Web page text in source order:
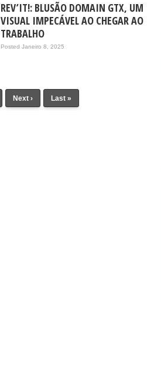
REV’IT!: BLUSÃO DOMAIN GTX, UM
VISUAL IMPECÁVEL AO CHEGAR AO
TRABALHO
Posted Janeiro 8, 2025
Next › Last »